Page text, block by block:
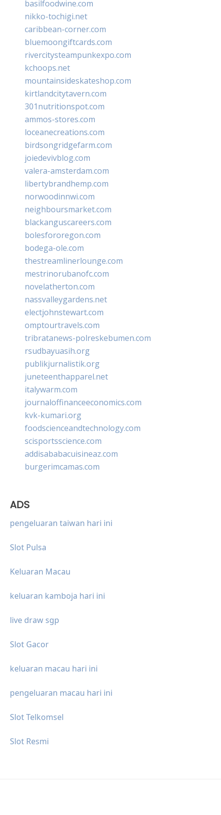
basilfoodwine.com
nikko-tochigi.net
caribbean-corner.com
bluemoongiftcards.com
rivercitysteampunkexpo.com
kchoops.net
mountainsideskateshop.com
kirtlandcitytavern.com
301nutritionspot.com
ammos-stores.com
loceanecreations.com
birdsongridgefarm.com
joiedevivblog.com
valera-amsterdam.com
libertybrandhemp.com
norwoodinnwi.com
neighboursmarket.com
blackanguscareers.com
bolesfororegon.com
bodega-ole.com
thestreamlinerlounge.com
mestrinorubanofc.com
novelatherton.com
nassvalleygardens.net
electjohnstewart.com
omptourtravels.com
tribratanews-polreskebumen.com
rsudbayuasih.org
publikjurnalistik.org
juneteenthapparel.net
italywarm.com
journaloffinanceeconomics.com
kvk-kumari.org
foodscienceandtechnology.com
scisportsscience.com
addisababacuisineaz.com
burgerimcamas.com
ADS
pengeluaran taiwan hari ini
Slot Pulsa
Keluaran Macau
keluaran kamboja hari ini
live draw sgp
Slot Gacor
keluaran macau hari ini
pengeluaran macau hari ini
Slot Telkomsel
Slot Resmi